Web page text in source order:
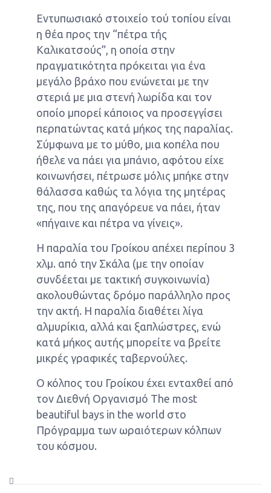
Εντυπωσιακό στοιχείο τού τοπίου είναι
η θέα προς την “πέτρα τής
Καλικατσούς”, η οποία στην
πραγματικότητα πρόκειται για ένα
μεγάλο βράχο που ενώνεται με την
στεριά με μια στενή λωρίδα και τον
οποίο μπορεί κάποιος να προσεγγίσει
περπατώντας κατά μήκος της παραλίας.
Σύμφωνα με το μύθο, μια κοπέλα που
ήθελε να πάει για μπάνιο, αφότου είχε
κοινωνήσει, πέτρωσε μόλις μπήκε στην
θάλασσα καθώς τα λόγια της μητέρας
της, που της απαγόρευε να πάει, ήταν
«πήγαινε και πέτρα να γίνεις».
Η παραλία του Γροίκου απέχει περίπου 3
χλμ. από την Σκάλα (με την οποίαν
συνδέεται με τακτική συγκοινωνία)
ακολουθώντας δρόμο παράλληλο προς
την ακτή. Η παραλία διαθέτει λίγα
αλμυρίκια, αλλά και ξαπλώστρες, ενώ
κατά μήκος αυτής μπορείτε να βρείτε
μικρές γραφικές ταβερνούλες.
Ο κόλπος του Γροίκου έχει ενταχθεί από
τον Διεθνή Οργανισμό The most
beautiful bays in the world στο
Πρόγραμμα των ωραιότερων κόλπων
του κόσμου.